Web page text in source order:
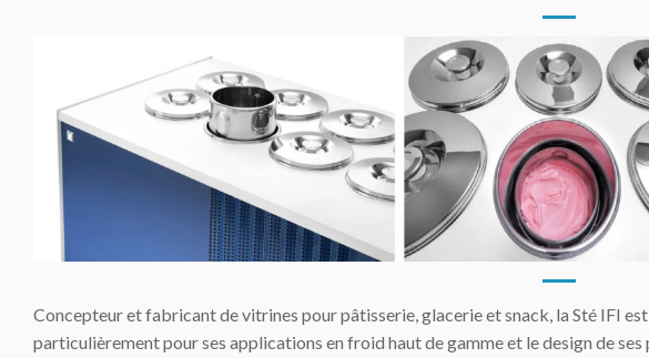
Concepteur et fabricant de vitrines pour pâtisserie, glacerie et snack, la Sté IFI
particulièrement pour ses applications en froid haut de gamme et le design de ses